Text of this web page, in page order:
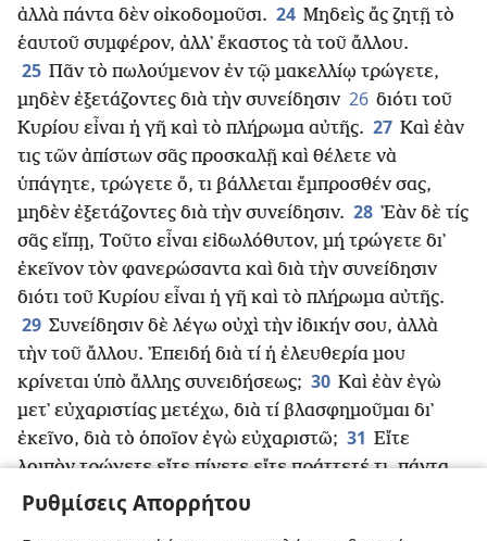
Ρυθμίσεις Απορρήτου
ἀλλὰ πάντα δὲν οἰκοδομοῦσι. 24 Μηδεὶς ἄς ζητῇ τὸ
ἑαυτοῦ συμφέρον, ἀλλ᾿ ἕκαστος τὰ τοῦ ἄλλου.
25 Πᾶν τὸ πωλούμενον ἐν τῷ μακελλίῳ τρώγετε,
μηδὲν ἐξετάζοντες διὰ τὴν συνείδησιν 26 διότι τοῦ
Κυρίου εἶναι ἡ γῆ καὶ τὸ πλήρωμα αὐτῆς. 27 Καὶ ἐὰν
τις τῶν ἀπίστων σᾶς προσκαλῇ καὶ θέλετε νὰ
ὑπάγητε, τρώγετε ὅ, τι βάλλεται ἔμπροσθέν σας,
μηδὲν ἐξετάζοντες διὰ τὴν συνείδησιν. 28 ᾿Εὰν δὲ τίς
σᾶς εἴπῃ, Τοῦτο εἶναι εἰδωλόθυτον, μή τρώγετε δι᾿
ἐκεῖνον τὸν φανερώσαντα καὶ διὰ τὴν συνείδησιν
διότι τοῦ Κυρίου εἶναι ἡ γῆ καὶ τὸ πλήρωμα αὐτῆς.
29 Συνείδησιν δὲ λέγω οὐχὶ τὴν ἰδικήν σου, ἀλλὰ
τὴν τοῦ ἄλλου. ᾿Επειδή διὰ τί ἡ ἐλευθερία μου
κρίνεται ὑπὸ ἄλλης συνειδήσεως; 30 Καὶ ἐὰν ἐγὼ
μετ᾿ εὐχαριστίας μετέχω, διὰ τί βλασφημοῦμαι δι᾿
ἐκεῖνο, διὰ τὸ ὁποῖον ἐγὼ εὐχαριστῶ; 31 Εἴτε
λοιπὸν τρώγετε εἴτε πίνετε εἴτε πράττετέ τι, πάντα
πράττετε εἰς δόξαν Θεοῦ. 32